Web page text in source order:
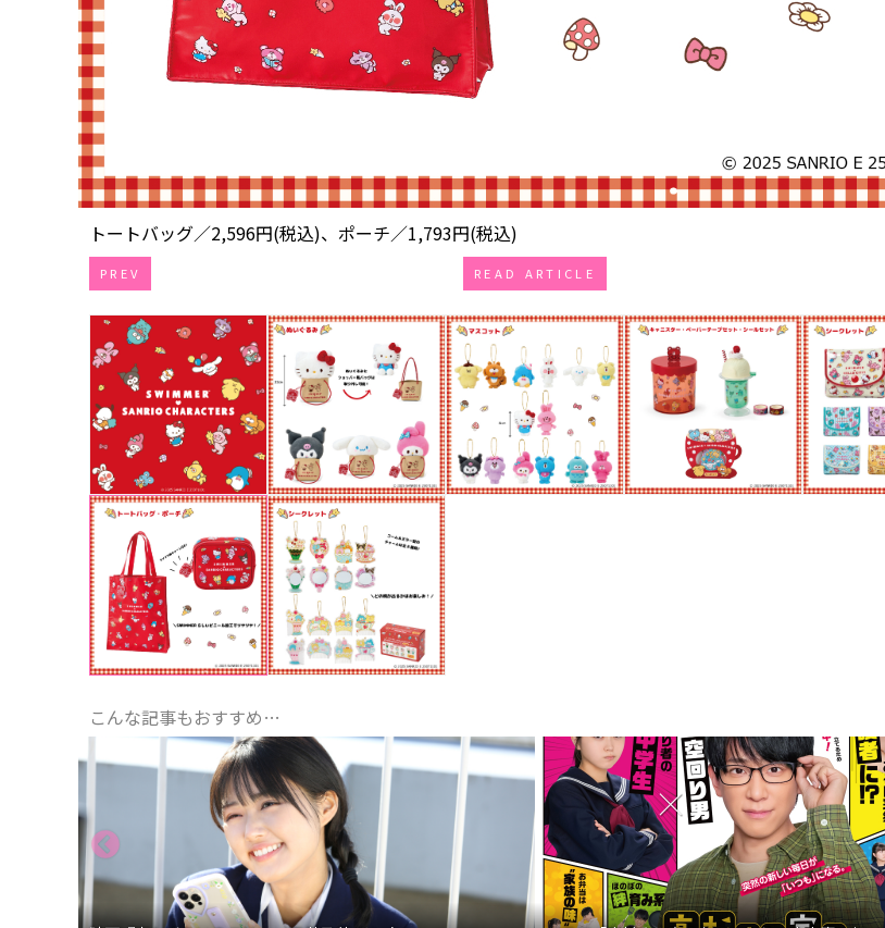
トートバッグ／2,596円(税込)、ポーチ／1,793円(税込)
PREV READ ARTICLE
こんな記事もおすすめ…